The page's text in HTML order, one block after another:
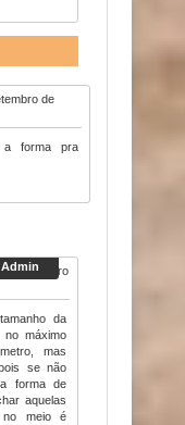
de
a forma pra
9 de setembro
da
máximo
mas
se não
forma de
aquelas
no meio é